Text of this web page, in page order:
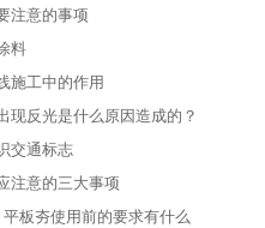
注意的事项
料
施工中的作用
现反光是什么原因造成的？
交通标志
注意的三大事项
平板夯使用前的要求有什么